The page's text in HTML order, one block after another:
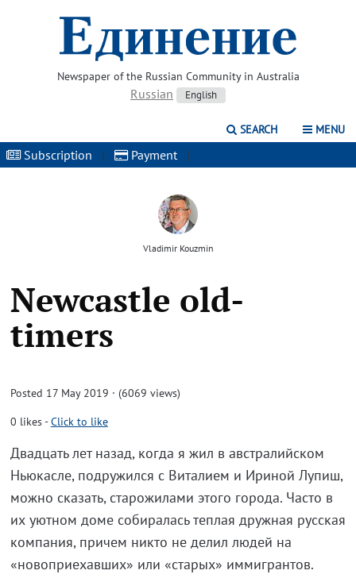
Newspaper of the Russian Community in Australia
Russian English
SEARCH MENU
Subscription | Payment |
Vladimir Kouzmin
Newcastle old-
timers
Posted 17 May 2019 · (6069 views)
0 likes-Click to like
Двадцать лет назад, когда я жил в австралийском
Ньюкасле, подружился с Виталием и Ириной Лупиш,
можно сказать, старожилами этого города. Часто в
их уютном доме собиралась теплая дружная русская
компания, причем никто не делил людей на
«новоприехавших» или «старых» иммигрантов.